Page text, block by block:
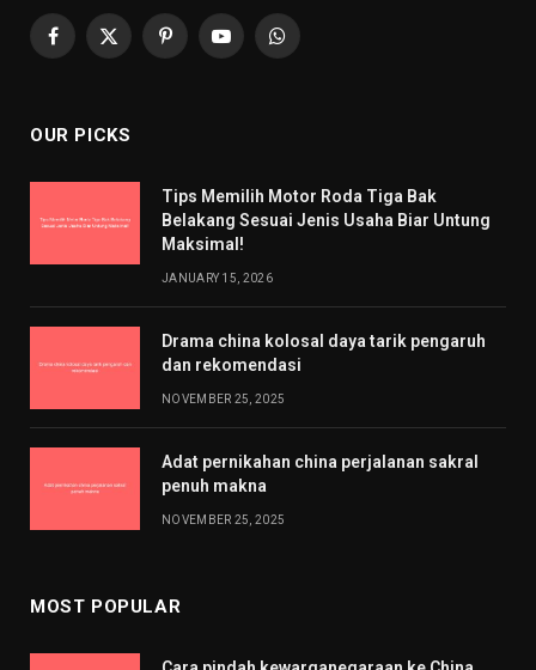
Facebook
X
PinterestYouTubeWhatsApp
OUR PICKS
Tips Memilih Motor Roda Tiga Bak
Belakang Sesuai Jenis Usaha Biar Untung
Maksimal!
JANUARY 15, 2026
Drama china kolosal daya tarik pengaruh
dan rekomendasi
NOVEMBER 25, 2025
Adat pernikahan china perjalanan sakral
penuh makna
NOVEMBER 25, 2025
MOST POPULAR